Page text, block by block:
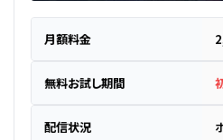
月額料金
無料お試し期間
配信状況